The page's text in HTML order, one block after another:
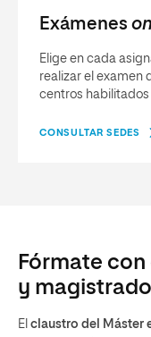
Exámenes
Elige en cada
realizar el examen
centros habilitados
CONSULTAR SEDES
Fórmate
y
El claustro del Máster